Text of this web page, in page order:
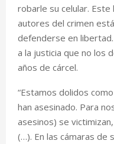
robarle su celular.
autores del crimen
defenderse en
a la justicia que no los
años de cárcel.
“Estamos dolidos
han asesinado. Para
asesinos) se
(…). En las cámaras de